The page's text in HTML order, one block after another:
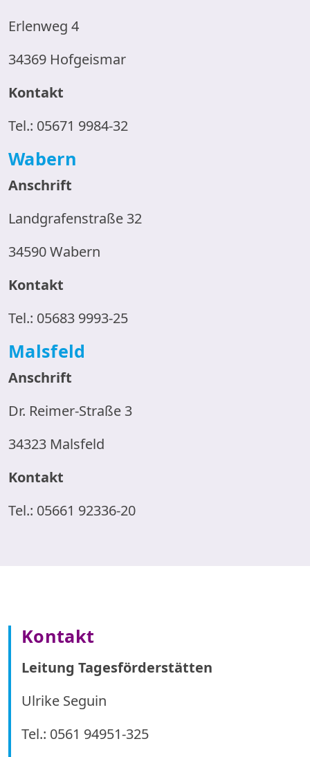
Erlenweg 4
34369 Hofgeismar
Kontakt
Tel.: 05671 9984-32
Wabern
Anschrift
Landgrafenstraße 32
34590 Wabern
Kontakt
Tel.: 05683 9993-25
Malsfeld
Anschrift
Dr. Reimer-Straße 3
34323 Malsfeld
Kontakt
Tel.: 05661 92336-20
Kontakt
Leitung Tagesförderstätten
Ulrike Seguin
Tel.: 0561 94951-325